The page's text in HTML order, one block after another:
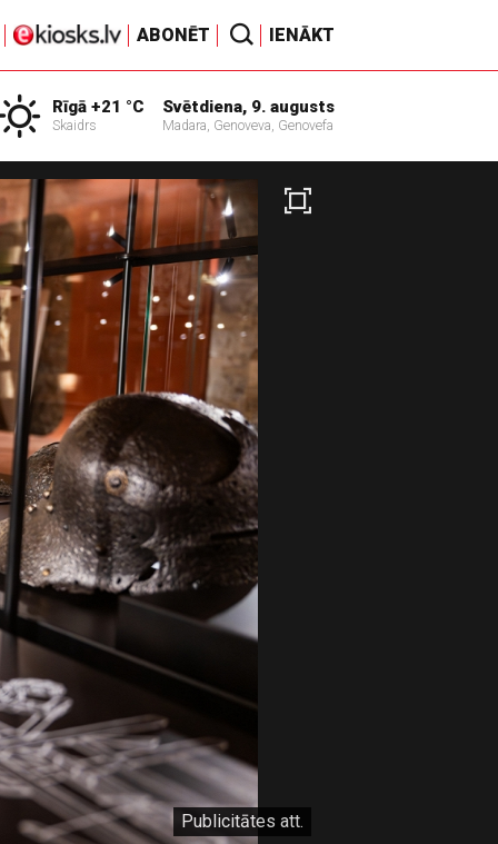
ABONĒT IENĀKT
Rīgā +21 °C
Skaidrs
Svētdiena, 9. augusts
Madara, Genoveva, Genovefa
Publicitātes att.